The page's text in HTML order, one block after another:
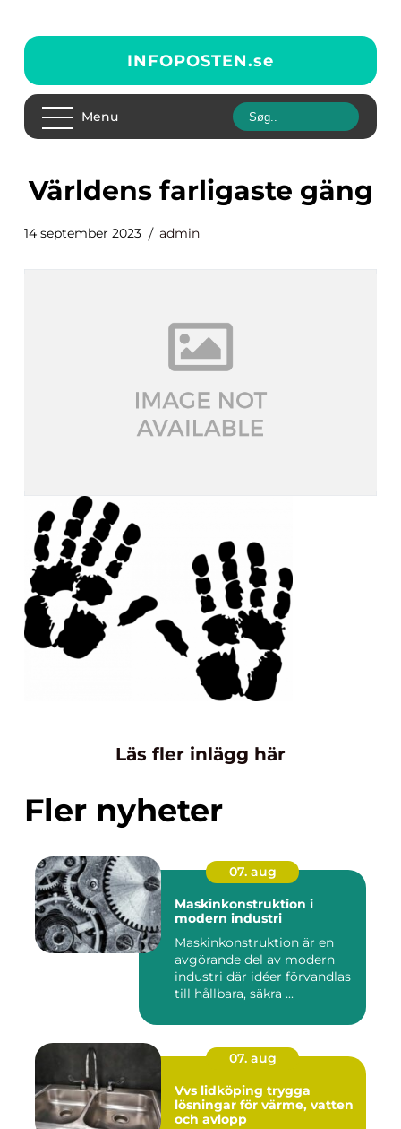
INFOPOSTEN.se
Menu
världens farligaste gäng
14 september 2023 admin
Läs fler inlägg här
Fler nyheter
07. aug
Maskinkonstruktion i
modern industri
Maskinkonstruktion är en
avgörande del av modern
industri där idéer förvandlas
till hållbara, säkra ...
07. aug
Vvs lidköping trygga
lösningar för värme, vatten
och avlopp